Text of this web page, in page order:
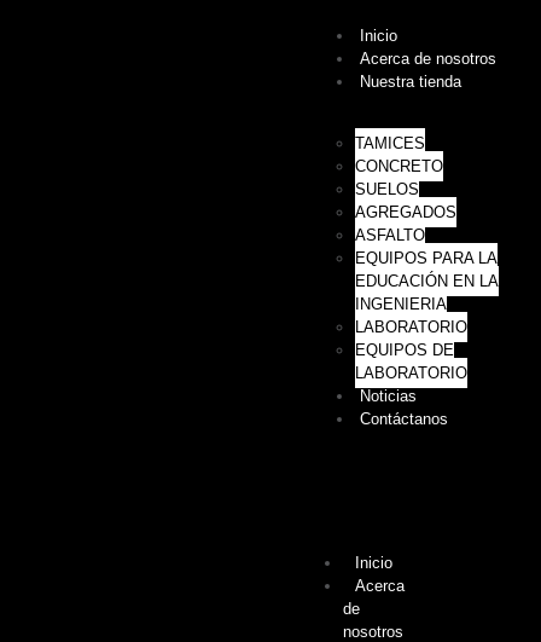
Inicio
Acerca de nosotros
Nuestra tienda
TAMICES
CONCRETO
SUELOS
AGREGADOS
ASFALTO
EQUIPOS PARA LA
EDUCACIÓN EN LA
INGENIERIA
LABORATORIO
EQUIPOS DE
LABORATORIO
Noticias
Contáctanos
Inicio
Acerca
de
nosotros